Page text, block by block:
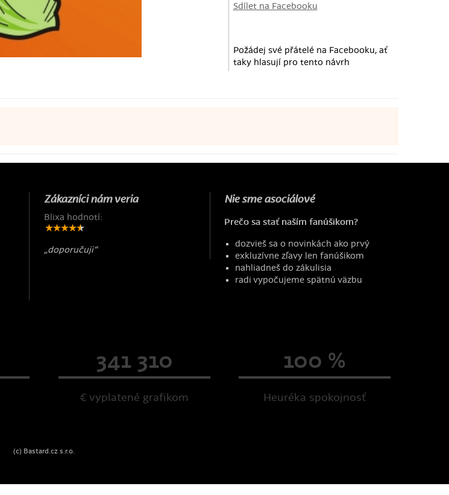
Sdílet na Facebooku
Požádej své přátelé na Facebooku, ať
taky hlasují pro tento návrh
Zákazníci nám veria
Blixa hodnotí:
„doporučuji“
Nie sme asociálové
Prečo sa stať naším fanúšikom?
dozvieš sa o novinkách ako prvý
exkluzívne zľavy len fanúšikom
nahliadneš do zákulisia
radi vypočujeme spätnú väzbu
341 310
€ vyplatené grafikom
100 %
Heuréka spokojnosť
(c) Bastard.cz s.r.o.